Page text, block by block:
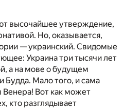
высочайшее утверждение,
Но, оказывается,
— украинский. Свидомые
Украина три тысячи лет
а на мове о будущем
Будда. Мало того, и сама
Венера! Вот как может
кто разглядывает